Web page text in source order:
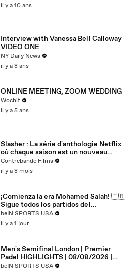
il y a 10 ans
Interview with Vanessa Bell Calloway
VIDEO ONE
NY Daily News
il y a 8 ans
ONLINE MEETING, ZOOM WEDDING
Wochit
il y a 5 ans
Slasher : La série d'anthologie Netflix
où chaque saison est un nouveau
massacre intelligent et jouissif
Contrebande Films
il y a 8 mois
¡Comienza la era Mohamed Salah! 🇹🇷
Sigue todos los partidos del
Trabzonspor por beIN SPORTS
beIN SPORTS USA
il y a 1 jour
Men's Semifinal London | Premier
Padel HIGHLIGHTS | 08/08/2026 |
beIN SPORTS USA
beIN SPORTS USA